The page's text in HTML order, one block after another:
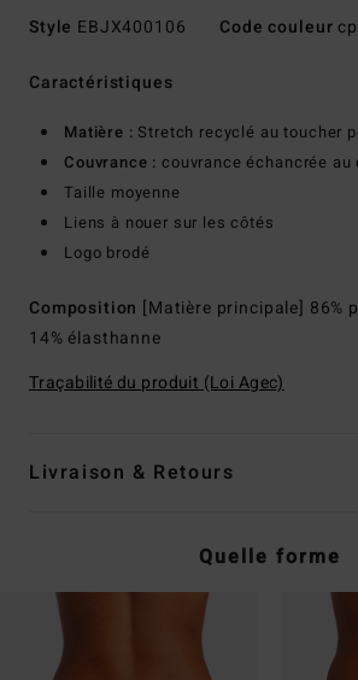
Style EBJX400106 Code couleur
Caractéristiques
Matière : Stretch recyclé au toucher
Couvrance : couvrance échancrée au
Taille moyenne
Liens à nouer sur les côtés
Logo brodé
Composition [Matière principale] 86%
14% élasthanne
Traçabilité du produit (Loi Agec)
Livraison & Retours
Quelle forme